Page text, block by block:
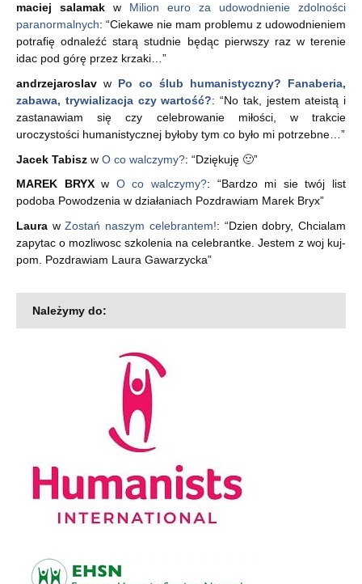
maciej salamak w Milion euro za udowodnienie zdolności
paranormalnych: “Ciekawe nie mam problemu z udowodnieniem
potrafię odnaleźć starą studnie będąc pierwszy raz w terenie
idac pod górę przez krzaki… ”
andrzejaroslav w Po co ślub humanistyczny? Fanaberia,
zabawa, trywializacja czy wartość?: “No tak, jestem ateistą i
zastanawiam się czy celebrowanie miłości, w trakcie
uroczystości humanistycznej byłoby tym co było mi potrzebne… ”
Jacek Tabisz w O co walczymy?: “Dziękuję 🙂”
MAREK BRYXw O co walczymy?: “Bardzo mi sie twój list
podoba Powodzenia w działaniach Pozdrawiam Marek Bryx”
Laura wZostań naszym celebrantem!: “Dzien dobry, Chcialam
zapytac o mozliwosc szkolenia na celebrantke. Jestem z woj kuj-
pom. Pozdrawiam Laura Gawarzycka”
Należymy do: